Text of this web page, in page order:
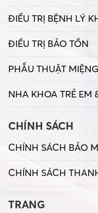
ĐIỀU TRỊ BỆNH LÝ
ĐIỀU TRỊ BẢO TỒN
PHẪU THUẬT MIỆNG
NHA KHOA TRẺ EM
CHÍNH SÁCH
CHÍNH SÁCH BẢO
CHÍNH SÁCH
TRANG